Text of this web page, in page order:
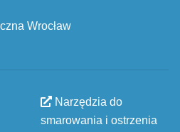
Wrocław
Narzędzia do
smarowania i ostrzenia